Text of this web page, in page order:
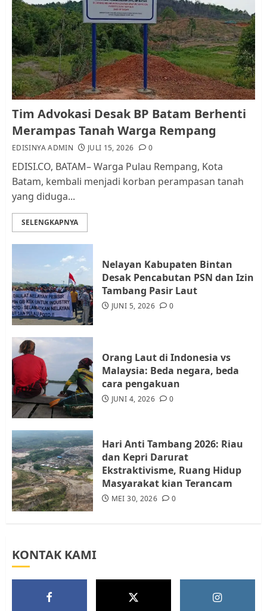
1
Pemko Batam Tegaskan RT dan
RW bukan Petugas Pendataan
dan Pemungutan Pajak
AGUSTUS 1, 2026 0
Kader Pajak jadi Penghubung
Pemerintah dan Masyarakat di
Lingkungan RT/RW
AGUSTUS 1, 2026
4
Warga Rempang Ajukan
Audiensi dengan Wali Kota
5
Tim Advokasi Desak BP Batam
Berhenti Merampas Tanah
Tim Advokasi Desak BP Batam Berhenti
Merampas Tanah Warga Rempang
EDISINYA ADMIN JULI 15, 2026 0
EDISI.CO, BATAM– Warga Pulau Rempang, Kota
Batam, kembali menjadi korban perampasan tanah
yang diduga...
SELENGKAPNYA
Nelayan Kabupaten Bintan
Desak Pencabutan PSN dan Izin
Tambang Pasir Laut
JUNI 5, 2026 0
Orang Laut di Indonesia vs
Malaysia: Beda negara, beda
cara pengakuan
JUNI 4, 2026 0
Hari Anti Tambang 2026: Riau
dan Kepri Darurat
Ekstraktivisme, Ruang Hidup
Masyarakat kian Terancam
MEI 30, 2026 0
KONTAK KAMI